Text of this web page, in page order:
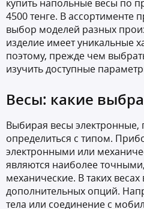
купить напольные весы по
4500 тенге. В ассортименте
выбор моделей разных
изделие имеет уникальные
поэтому, прежде чем
изучить доступные
Весы: какие
Выбирая весы электронные,
определиться с типом.
электронными или
являются наиболее
механические. В таких
дополнительных опций.
тела или соединение с